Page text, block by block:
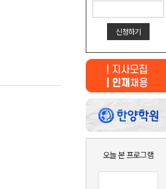
신청하기
오늘 본 프로그램
상품이 없습니다.